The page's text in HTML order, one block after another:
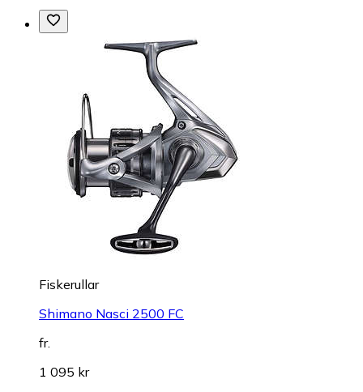
Fiskerullar
Shimano Nasci 2500 FC
fr.
1 095 kr